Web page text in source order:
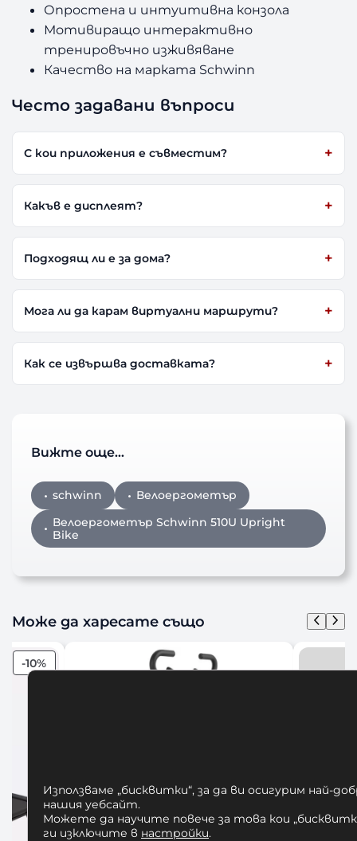
Опростена и интуитивна конзола
Мотивиращо интерактивно
тренировъчно изживяване
Качество на марката Schwinn
Често задавани въпроси
С кои приложения е съвместим?
Какъв е дисплеят?
Подходящ ли е за дома?
Мога ли да карам виртуални маршрути?
Как се извършва доставката?
Вижте още…
schwinn
Велоергометър
Велоергометър Schwinn 510U Upright
Bike
Може да харесате също
Използваме „бисквитки“, за да ви осигурим най-
нашия уебсайт.
Можете да научите повече за това кои
ги изключите в настройки.